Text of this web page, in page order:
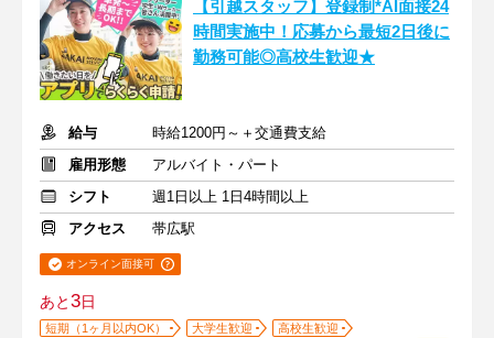
【引越スタッフ】登録制*AI面接24
時間実施中！応募から最短2日後に
勤務可能◎高校生歓迎★
給与
時給1200円～＋交通費支給
雇用形態
アルバイト・パート
シフト
週1日以上 1日4時間以上
アクセス
帯広駅
オンライン面接可
あと3日
短期（1ヶ月以内OK） 大学生歓迎
高校生歓迎